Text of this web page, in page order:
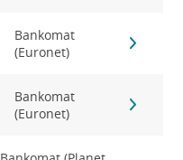
Bankomat
(Euronet)
Bankomat
(Euronet)